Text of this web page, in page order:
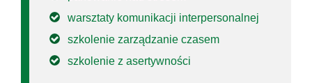
warsztaty komunikacji interpersonalnej
szkolenie zarządzanie czasem
szkolenie z asertywności